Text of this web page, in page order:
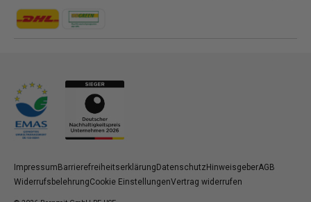
Zahlungsmethoden
Zahlungsmethoden
ImpressumBarrierefreiheitserklärungDatenschutzHinweisgeberAGB
WiderrufsbelehrungCookie EinstellungenVertrag widerrufen